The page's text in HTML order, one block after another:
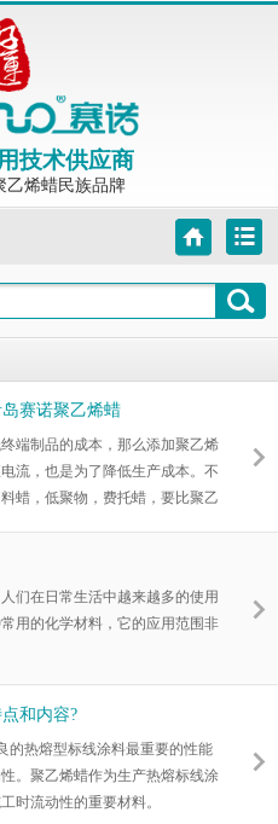
技术供应商
乙烯蜡民族品牌
赛诺聚乙烯蜡
端制品的成本，那么添加聚乙烯
流，也是为了降低生产成本。不
蜡，低聚物，费托蜡，要比聚乙
们在日常生活中越来越多的使用
用的化学材料，它的应用范围非
和内容?
的热熔型标线涂料最重要的性能
。聚乙烯蜡作为生产热熔标线涂
时流动性的重要材料。